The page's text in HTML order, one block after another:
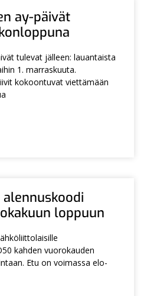
ay-päivät
tulevat jälleen: lauantaista
1. marraskuuta.
kokoontuvat viettämään
alennuskoodi
loppuun
kahden vuorokauden
Etu on voimassa elo-